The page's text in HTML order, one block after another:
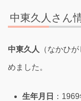
中東久人さん
中東久人 （なかひ
めました。
生年月日 ：